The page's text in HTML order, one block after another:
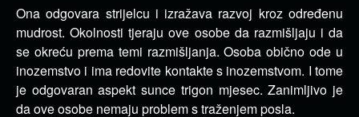
Ona odgovara strijelcu i izražava razvoj kroz određenu
mudrost.Okolnosti tjeraju ove osobe da razmišljaju i da
se okreću prema temi razmišljanja.Osoba obično ode u
inozemstvo i ima redovite kontakte s inozemstvom. I tome
je odgovaran aspekt sunce trigon mjesec.Zanimljivo je
da ove osobe nemaju problem s traženjem posla.